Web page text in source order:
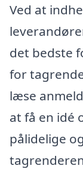
Ved at
det bedste
for
læse
at få en idé
pålidelige